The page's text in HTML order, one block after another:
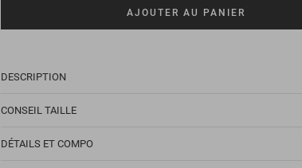
AJOUTER AU PANIER
DESCRIPTION
CONSEIL TAILLE
DÉTAILS ET COMPO